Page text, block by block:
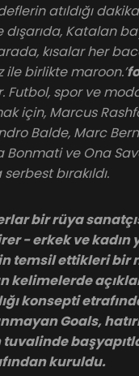
atıldığı
dışarıda, Katalan
kısalar her
birlikte maroon.’
Futbol, spor ve
için, Marcus
Balde, Marc
Bonmati ve Ona
bırakıldı.
bir rüya
- erkek ve kadın
temsil ettikleri bir
kelimelerde
konsepti
Goals,
tuvalinde
kuruldu.